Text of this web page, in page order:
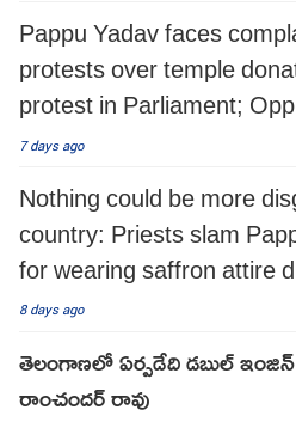
Pappu Yadav faces
protests over temple
protest in Parliament;
support
7 days ago
Nothing could be more
country: Priests slam
for wearing saffron attire
protest
8 days ago
తెలంగాణలో ఏర్పడేది డబుల్
రాంచందర్ రావు